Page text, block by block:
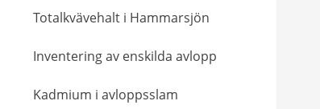
Totalkvävehalt i Hammarsjön
Inventering av enskilda avlopp
Kadmium i avloppsslam